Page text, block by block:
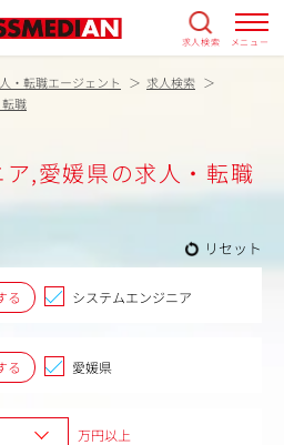
求人検索 メニュー
・転職エージェント
求人検索
職
,愛媛県の求人・転職
リセット
る システムエンジニア
る 愛媛県
万円以上